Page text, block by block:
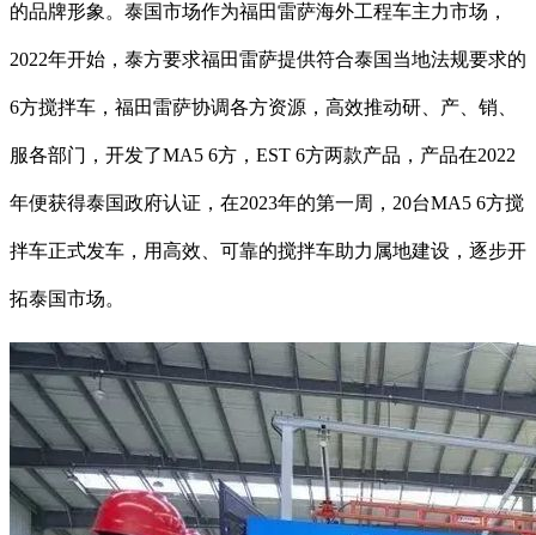
的品牌形象。泰国市场作为福田雷萨海外工程车主力市场，
2022年开始，泰方要求福田雷萨提供符合泰国当地法规要求的
6方搅拌车，福田雷萨协调各方资源，高效推动研、产、销、
服各部门，开发了MA5 6方，EST 6方两款产品，产品在2022
年便获得泰国政府认证，在2023年的第一周，20台MA5 6方搅
拌车正式发车，用高效、可靠的搅拌车助力属地建设，逐步开
拓泰国市场。